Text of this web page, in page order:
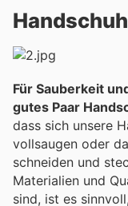
Für Sauberkeit
gutes Paar
dass sich unsere
vollsaugen oder
schneiden und stechen. Es gibt
Materialien und
sind, ist es